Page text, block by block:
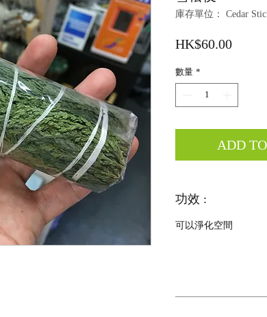
庫存單位： Cedar
HK$60.00價
數量 *
ADD
功效 :
可以淨化空間